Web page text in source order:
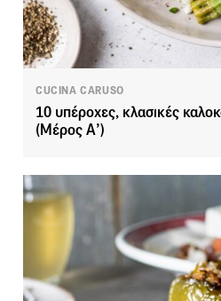
CUCINA CARUSO
10 υπέροχες, κλασικές
(Μέρος Α’)